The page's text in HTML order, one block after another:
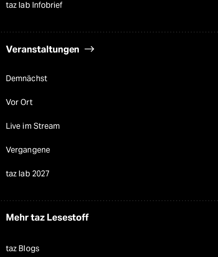
taz lab Infobrief
Veranstaltungen
Demnächst
Vor Ort
Live im Stream
Vergangene
taz lab 2027
Mehr taz Lesestoff
taz Blogs